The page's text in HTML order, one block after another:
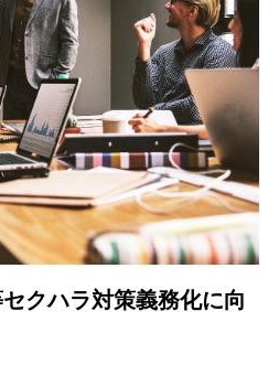
クハラ対策義務化に向